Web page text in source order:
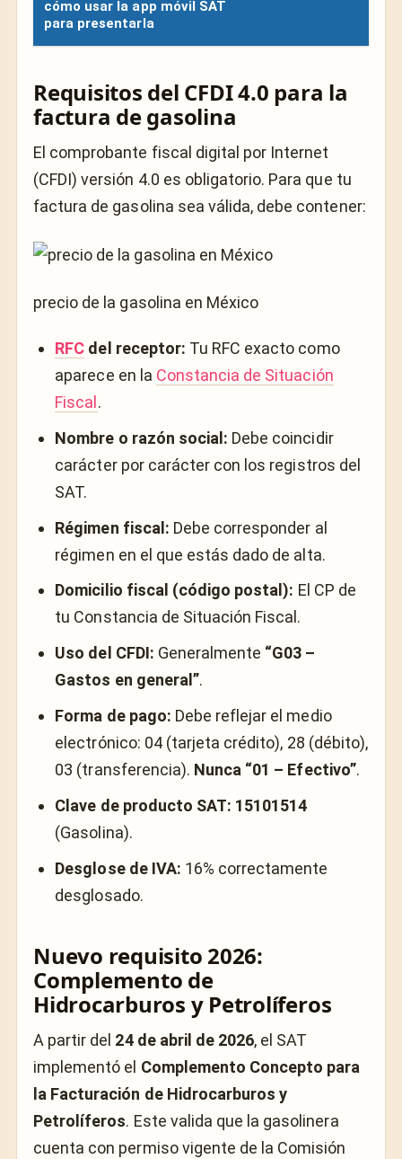
cómo usar la app móvil SAT
para presentarla
Requisitos del CFDI 4.0 para la
factura de gasolina
El comprobante fiscal digital por Internet
(CFDI) versión 4.0 es obligatorio. Para que tu
factura de gasolina sea válida, debe contener:
precio de la gasolina en México
RFC del receptor: Tu RFC exacto como
aparece en la Constancia de Situación
Fiscal.
Nombre o razón social: Debe coincidir
carácter por carácter con los registros del
SAT.
Régimen fiscal: Debe corresponder al
régimen en el que estás dado de alta.
Domicilio fiscal (código postal): El CP de
tu Constancia de Situación Fiscal.
Uso del CFDI: Generalmente “G03 –
Gastos en general”.
Forma de pago: Debe reflejar el medio
electrónico: 04 (tarjeta crédito), 28 (débito),
03 (transferencia). Nunca “01 – Efectivo”.
Clave de producto SAT: 15101514
(Gasolina).
Desglose de IVA: 16% correctamente
desglosado.
Nuevo requisito 2026:
Complemento de
Hidrocarburos y Petrolíferos
A partir del 24 de abril de 2026, el SAT
implementó el Complemento Concepto para
la Facturación de Hidrocarburos y
Petrolíferos. Este valida que la gasolinera
cuenta con permiso vigente de la Comisión